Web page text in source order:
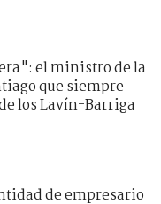
el ministro de la
que siempre
los Lavín-Barriga
de empresario